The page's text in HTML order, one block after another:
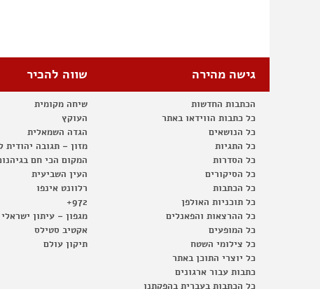
גישה מהירה
הכתבות החדשות
כל כתבות הווידאו באתר
כל הנושאים
כל התגיות
כל הסדרות
כל הסיקורים
כל הכתבות
כל תוכניות האולפן
כל ההרצאות והפאנלים
כל המופעים
כל צילומי השטח
כל יוצרי התוכן באתר
כתבות עבור ארגונים
כל הכתבות בעברית בהפקתנו
שווה להכיר
שיחה מקומית
העוקץ
הגדה השמאלית
מזון – תגובה יהודית
המקום הכי חם
העין השביעית
רלוונט אינפו
972+
מגפון – עיתון
אקטיב סטילס
תיקון עולם